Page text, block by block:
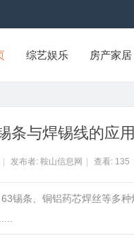
综艺娱乐 房产家居
条与焊锡线的应
发布者: 鞍山信息网 查看: 135
锡条、铜铝药芯焊丝等多